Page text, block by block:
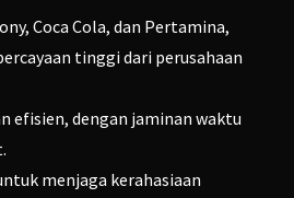
Coca Cola, dan Pertamina,
tinggi dari perusahaan
efisien, dengan jaminan waktu
menjaga kerahasiaan